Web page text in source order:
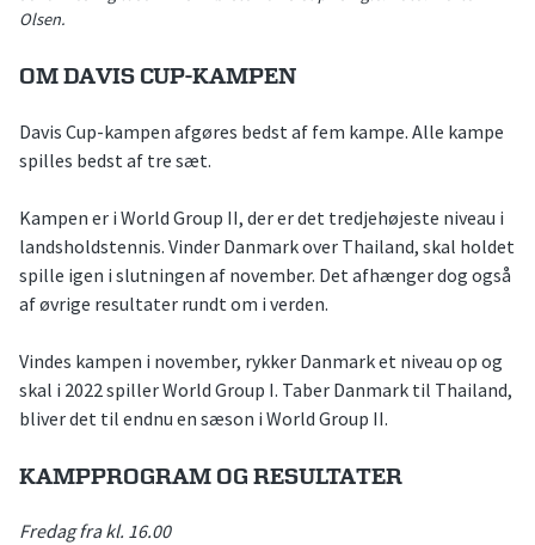
Olsen.
OM DAVIS CUP-KAMPEN
Davis Cup-kampen afgøres bedst af fem kampe. Alle kampe
spilles bedst af tre sæt.
Kampen er i World Group II, der er det tredjehøjeste niveau i
landsholdstennis. Vinder Danmark over Thailand, skal holdet
spille igen i slutningen af november. Det afhænger dog også
af øvrige resultater rundt om i verden.
Vindes kampen i november, rykker Danmark et niveau op og
skal i 2022 spiller World Group I. Taber Danmark til Thailand,
bliver det til endnu en sæson i World Group II.
KAMPPROGRAM OG RESULTATER
Fredag fra kl. 16.00